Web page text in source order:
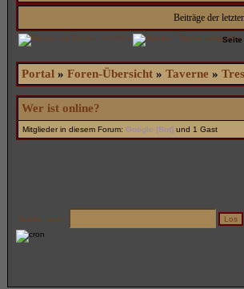
Beiträge der
Seite
Portal » Foren-Übersicht» Taverne »
Wer ist online?
Mitglieder in diesem Forum: Google [Bot]und 1 Gast
Suche nach: